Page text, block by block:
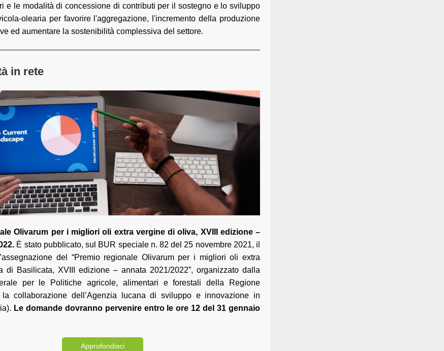
e le modalità di concessione di contributi per il sostegno e lo sviluppo
olearia per favorire l'aggregazione, l'incremento della produzione
ed aumentare la sostenibilità complessiva del settore.
in rete
Olivarum per i migliori oli extra vergine di oliva, XVIII edizione –
È stato pubblicato, sul BUR speciale n. 82 del 25 novembre 2021, il
del “Premio regionale Olivarum per i migliori oli extra
di Basilicata, XVIII edizione – annata 2021/2022”, organizzato dalla
per le Politiche agricole, alimentari e forestali della Regione
la collaborazione dell’Agenzia lucana di sviluppo e innovazione in
Le domande dovranno pervenire entro le ore 12 del 31 gennaio
Approfondisci